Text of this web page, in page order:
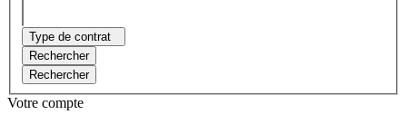
Type de contrat
Rechercher
Rechercher
Votre compte